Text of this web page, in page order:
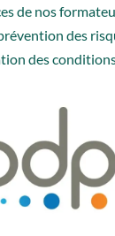
de nos
des
des